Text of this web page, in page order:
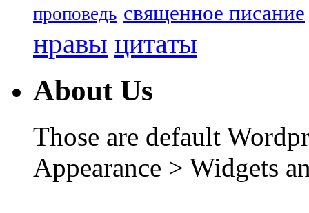
проповедь священное писание
нравы цитаты
About Us
Those are default
Appearance > Widgets